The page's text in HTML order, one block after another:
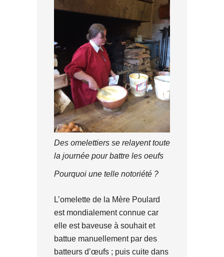
Des omelettiers se relayent toute
la journée pour battre les oeufs
Pourquoi une telle notoriété ?
L’omelette de la Mère Poulard
est mondialement connue car
elle est baveuse à souhait et
battue manuellement par des
batteurs d’œufs ; puis cuite dans